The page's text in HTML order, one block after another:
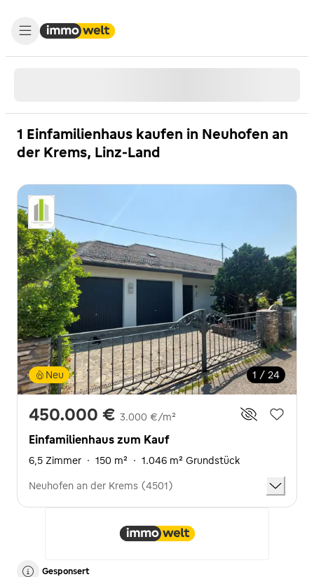
1 Einfamilienhaus kaufen in Neuhofen an
der Krems, Linz-Land
1 / 24
Neu
450.000 € 3.000 €/m²
Einfamilienhaus zum Kauf
6,5 Zimmer · 150 m² · 1.046 m² Grundstück
Neuhofen an der Krems (4501)
Gesponsert